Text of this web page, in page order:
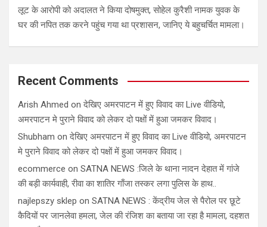
लूट के आरोपी को अदालत ने किया दोषमुक्त, सोहेल कुरैशी नामक युवक के
घर की नपित तक करने पहुंच गया था प्रशासन, जानिए ये बहुचर्चित मामला।
Recent Comments
Arish Ahmed onदेखिए अमरपाटन में हुए विवाद का Live वीडियो,
अमरपाटन मे पुराने विवाद को लेकर दो पक्षों में हुआ जमकर विवाद।
Shubham onदेखिए अमरपाटन में हुए विवाद का Live वीडियो, अमरपाटन
मे पुराने विवाद को लेकर दो पक्षों में हुआ जमकर विवाद।
ecommerce on SATNA NEWS :जिले के थाना नादन देहात में गांजे
की बड़ी कार्यवाही, रीवा का शातिर गाँजा तस्कर लगा पुलिस के हाथ..
najlepszy sklep on SATNA NEWS : केंद्रीय जेल से पैरोल पर छूटे
कैदियों पर जानलेवा हमला, जेल की रंजिश का बताया जा रहा है मामला, दहशत